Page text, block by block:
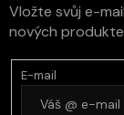
Vložte svůj e-
nových
E-mail